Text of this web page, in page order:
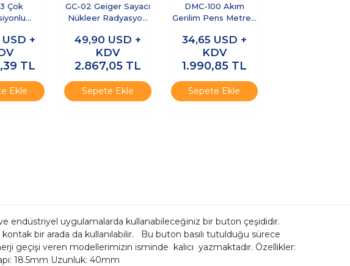
Çok
USD +
TL
Ekle
GC-02 Geiger Sayacı
Nükleer Radyasyon
49,90 USD +
KDV
2.867,05 TL
Sepete Ekle
DMC-100 Akım
Gerilim Pens Metre |
True RMS
Multimetre
34,65 USD +
KDV
1.990,85 TL
Sepete Ekle
ve endüstriyel uygulamalarda kullanabileceğiniz bir buton çeşididir.
bir arada da kullanılabilir. Bu buton basılı tutulduğu sürece
geçişi veren modellerimizin isminde kalıcı yazmaktadır. Özellikler:
18.5mm Uzunluk: 40mm